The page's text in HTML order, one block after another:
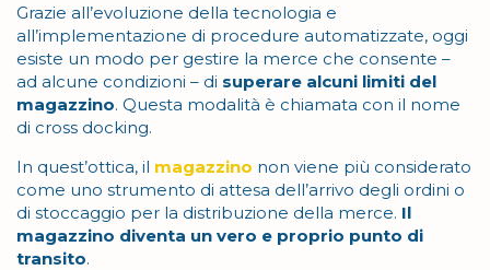
Grazie all’evoluzione della tecnologia e
all’implementazione di procedure automatizzate, oggi
esiste un modo per gestire la merce che consente –
ad alcune condizioni – di superare alcuni limiti del
magazzino. Questa modalità è chiamata con il nome
di cross docking.
In quest’ottica, il magazzino non viene più considerato
come uno strumento di attesa dell’arrivo degli ordini o
di stoccaggio per la distribuzione della merce. Il
magazzino diventa un vero e proprio punto di
transito.